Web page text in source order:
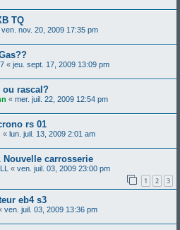
TQ
ven. nov. 20, 2009 17:35 pm
« jeu. sept. 17, 2009 13:09 pm
ou rascal?
« mer. juil. 22, 2009 12:54 pm
rs 01
« lun. juil. 13, 2009 2:01 am
carrosserie
« ven. juil. 03, 2009 23:00 pm
1 2 3
eb4 s3
ven. juil. 03, 2009 13:36 pm